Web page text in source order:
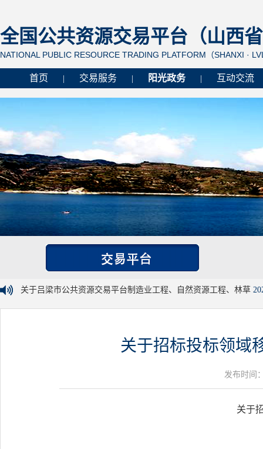
全国公共资源交易平台（山西
NATIONAL PUBLIC RESOURCE TRADING PLATFORM（SHANXI ·
首页 交易服务 阳光政务 互动交流
关于吕梁市公共资源交易平台制造业工程、自然资源工程、林草
关于招标投标领域
发布时间
关于